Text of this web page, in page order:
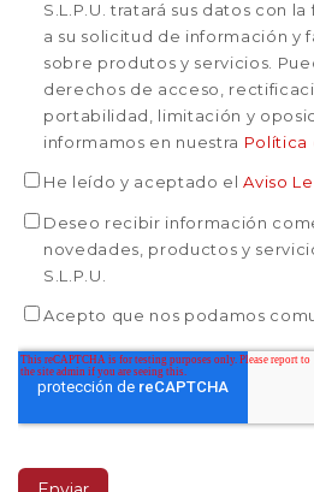
S.L.P.U. tratará sus datos con
a su solicitud de información y
sobre produtos y servicios.
derechos de acceso,
portabilidad, limitación y
informamos en nuestra Política
He leído y aceptado elAviso
Deseo recibir información
novedades, productos y
S.L.P.U.
Acepto que nos podamos